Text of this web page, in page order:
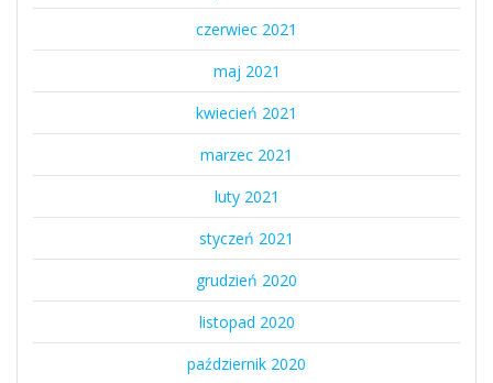
czerwiec 2021
maj 2021
kwiecień 2021
marzec 2021
luty 2021
styczeń 2021
grudzień 2020
listopad 2020
październik 2020